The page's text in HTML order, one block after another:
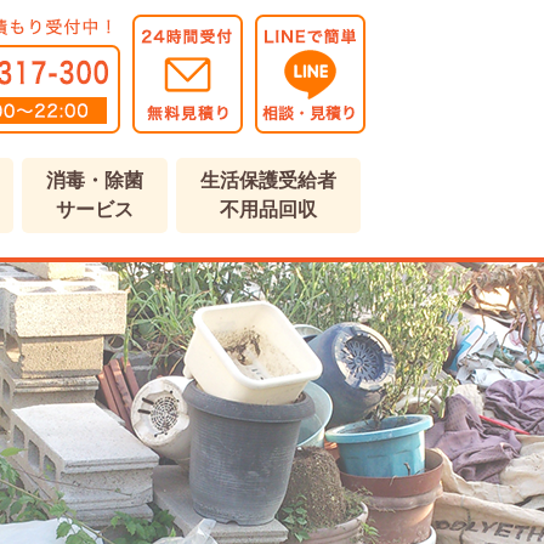
消毒・除菌
サービス
生活保護受給者
不用品回収